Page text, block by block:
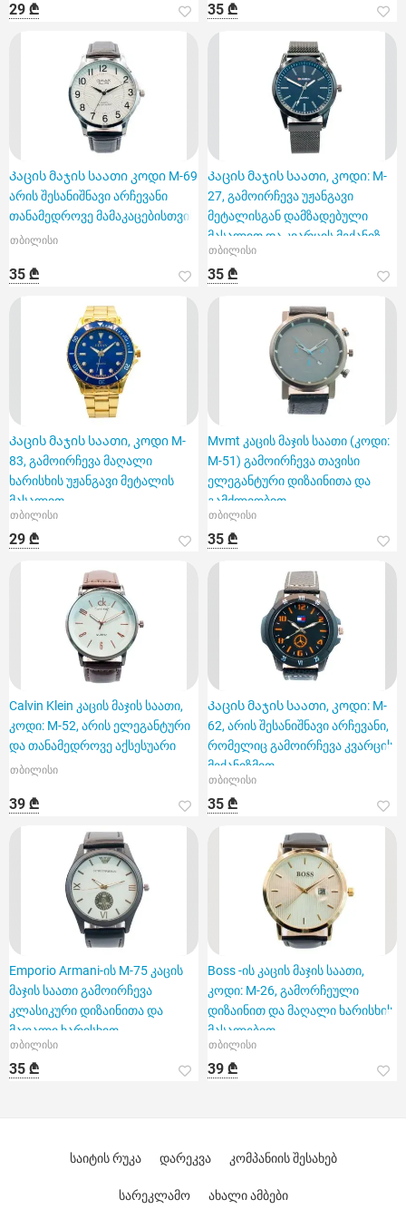
29 ₾ 35 ₾
Კაცის მაჯის საათი კოდი M-69
არის შესანიშნავი არჩევანი
თანამედროვე მამაკაცებისთვის
თბილისი
35 ₾
Კაცის მაჯის საათი, კოდი: M-
27, გამოირჩევა უჟანგავი
მეტალისგან დამზადებული
მასალით და კვარცის მექანიზ
თბილისი
35 ₾
Კაცის მაჯის საათი, კოდი M-
83, გამოირჩევა მაღალი
ხარისხის უჟანგავი მეტალის
მასალით
თბილისი
29 ₾
Mvmt კაცის მაჯის საათი (კოდი:
M-51) გამოირჩევა თავისი
ელეგანტური დიზაინითა და
გამძლეობით.
თბილისი
35 ₾
Calvin Klein კაცის მაჯის საათი,
კოდი: M-52, არის ელეგანტური
და თანამედროვე აქსესუარი
თბილისი
39 ₾
Კაცის მაჯის საათი, კოდი: M-
62, არის შესანიშნავი არჩევანი,
რომელიც გამოირჩევა კვარცის
მექანიზმით
თბილისი
35 ₾
Emporio Armani-ის M-75 კაცის
მაჯის საათი გამოირჩევა
კლასიკური დიზაინითა და
მაღალი ხარისხით
თბილისი
35 ₾
Boss -ის კაცის მაჯის საათი,
კოდი: M-26, გამორჩეული
დიზაინით და მაღალი ხარისხის
მასალებით.
თბილისი
39 ₾
საიტის რუკა დარეკვა კომპანიის შესახებ
სარეკლამო ახალი ამბები